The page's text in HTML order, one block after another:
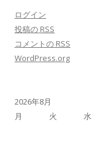
ログイン
投稿の RSS
コメントの RSS
WordPress.org
2026年8月
月
火 水